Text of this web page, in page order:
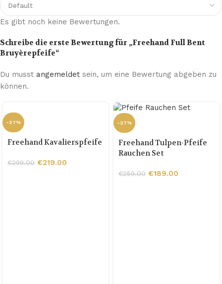
Es gibt noch keine Bewertungen.
Schreibe die erste Bewertung für „Freehand Full Bent
Bruyèrepfeife“
Du musst angemeldet sein, um eine Bewertung abgeben zu
können.
-27%
Freehand Kavalierspfeife
€299.00 €219.00
-27%
Freehand Tulpen-Pfeife
Rauchen Set
€259.00 €189.00